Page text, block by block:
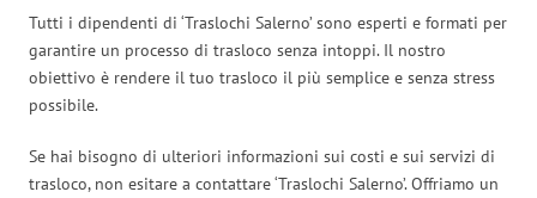
Tutti i dipendenti di ‘Traslochi Salerno’ sono esperti e formati per
garantire un processo di trasloco senza intoppi. Il nostro
obiettivo è rendere il tuo trasloco il più semplice e senza stress
possibile.
Se hai bisogno di ulteriori informazioni sui costi e sui servizi di
trasloco, non esitare a contattare ‘Traslochi Salerno’. Offriamo un